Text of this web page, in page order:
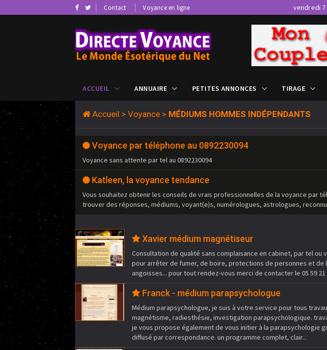
Contact Voyance en ligne vendredi 7
ACCUEIL ANNUAIRE PETITES ANNONCES TIRAGE
Accueil > Voyance > MÉDIUMS HOMMES INDÉPENDANTS
Voyance par téléphone au 0892230094
Voyance sans attente par tel au 0892230094
Katleen, la voyance tendance
Vous souhaitez obtenir les conseils de vrais professionnelles de la voyance par
trouver des réponses, médiums, voyant(e)s, numérologues, astrologues,
Xavier médium magnétiseur
Consultation de qualité sans complaisance en cabinet, par tel ou
pour arrêter de fumer, de boire, protections de personnes et de
angoisses... pour tout rendez-vous merci de contacter le 05 59 21
Franck - médium parapsychologue
Médium parapsychologue, je suis à votre service pour tous
magnétisme, radiesthésie, investigation parapsychologique.
je vous propose également de vous initier à la parapsychologie
diffusé par correspondance. un programme complet, clair...